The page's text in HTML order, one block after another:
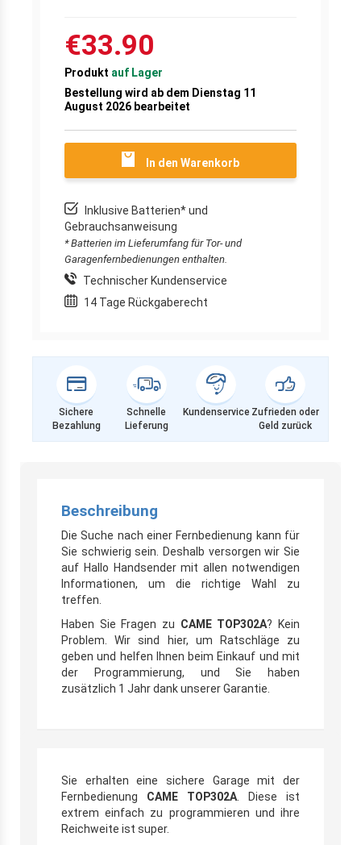
€33.90
Produkt auf Lager
Bestellung wird ab dem Dienstag 11
August 2026 bearbeitet
In den Warenkorb
Inklusive Batterien* und
Gebrauchsanweisung
* Batterien im Lieferumfang für Tor- und
Garagenfernbedienungen enthalten.
Technischer Kundenservice
14 Tage Rückgaberecht
Sichere
Bezahlung
Schnelle
Lieferung
Kundenservice Zufrieden oder
Geld zurück
Beschreibung
Die Suche nach einer Fernbedienung kann für
Sie schwierig sein. Deshalb versorgen wir Sie
auf Hallo Handsender mit allen notwendigen
Informationen, um die richtige Wahl zu
treffen.
Haben Sie Fragen zu CAME TOP302A? Kein
Problem. Wir sind hier, um Ratschläge zu
geben und helfen Ihnen beim Einkauf und mit
der Programmierung, und Sie haben
zusätzlich 1 Jahr dank unserer Garantie.
Sie erhalten eine sichere Garage mit der
Fernbedienung CAME TOP302A . Diese ist
extrem einfach zu programmieren und ihre
Reichweite ist super.